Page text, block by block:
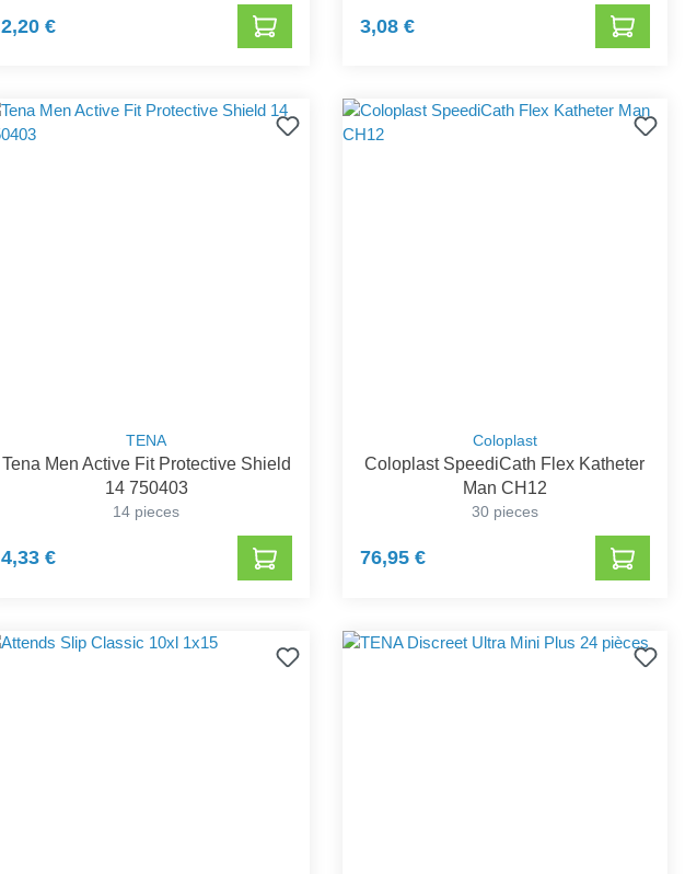
2,20 € 3,08 €
TENA
Tena Men Active Fit Protective Shield
14 750403
14 pieces
4,33 €
Coloplast
Coloplast SpeediCath Flex Katheter
Man CH12
30 pieces
76,95 €